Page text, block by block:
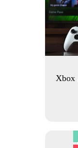
پکیج آفلاین بازی انتخابی Xbox